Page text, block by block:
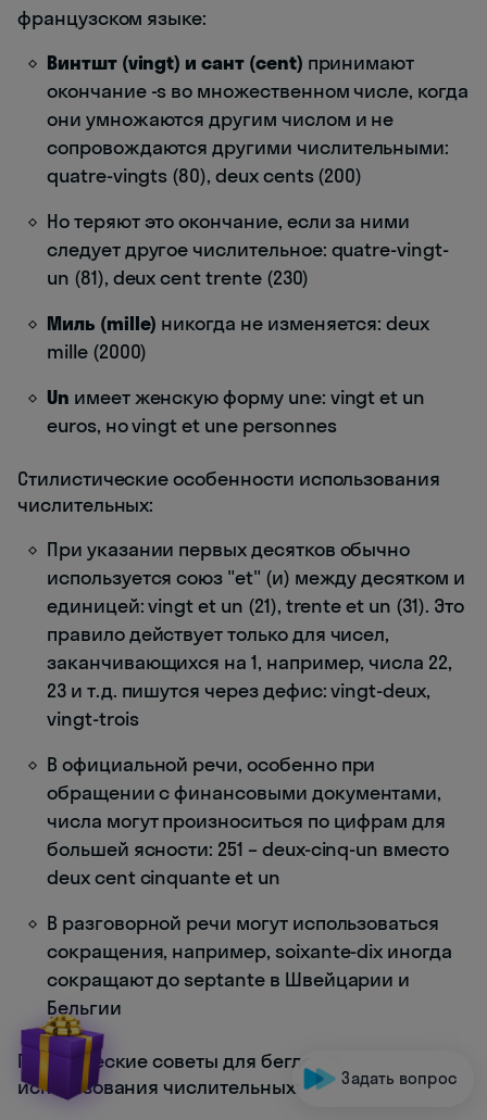
французском языке:
Винтшт (vingt) и сант (cent) принимают
окончание -s во множественном числе, когда
они умножаются другим числом и не
сопровождаются другими числительными:
quatre-vingts (80), deux cents (200)
Но теряют это окончание, если за ними
следует другое числительное: quatre-vingt-
un (81), deux cent trente (230)
Миль (mille) никогда не изменяется: deux
mille (2000)
Un имеет женскую форму une: vingt et un
euros, но vingt et une personnes
Стилистические особенности использования
числительных:
При указании первых десятков обычно
используется союз "et" (и) между десятком и
единицей: vingt et un (21), trente et un (31). Это
правило действует только для чисел,
заканчивающихся на 1, например, числа 22,
23 и т.д. пишутся через дефис: vingt-deux,
vingt-trois
В официальной речи, особенно при
обращении с финансовыми документами,
числа могут произноситься по цифрам для
большей ясности: 251 – deux-cinq-un вместо
deux cent cinquante et un
В разговорной речи могут использоваться
сокращения, например, soixante-dix иногда
сокращают до septante в Швейцарии и
Бельгии
Практические советы для беглого
использования числительных:
Задать вопрос